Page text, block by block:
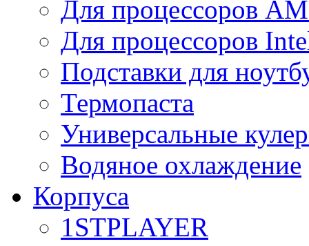
Для процессоров
Для процессоров
Подставки для
Термопаста
Универсальные
Водяное охлаждение
Корпуса
1STPLAYER